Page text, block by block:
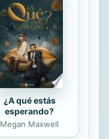
¿A qué estás
esperando?
Megan Maxwell